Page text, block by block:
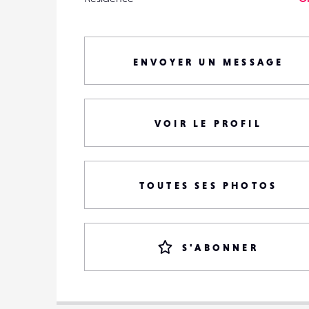
ENVOYER UN MESSAGE
VOIR LE PROFIL
TOUTES SES PHOTOS
S'ABONNER